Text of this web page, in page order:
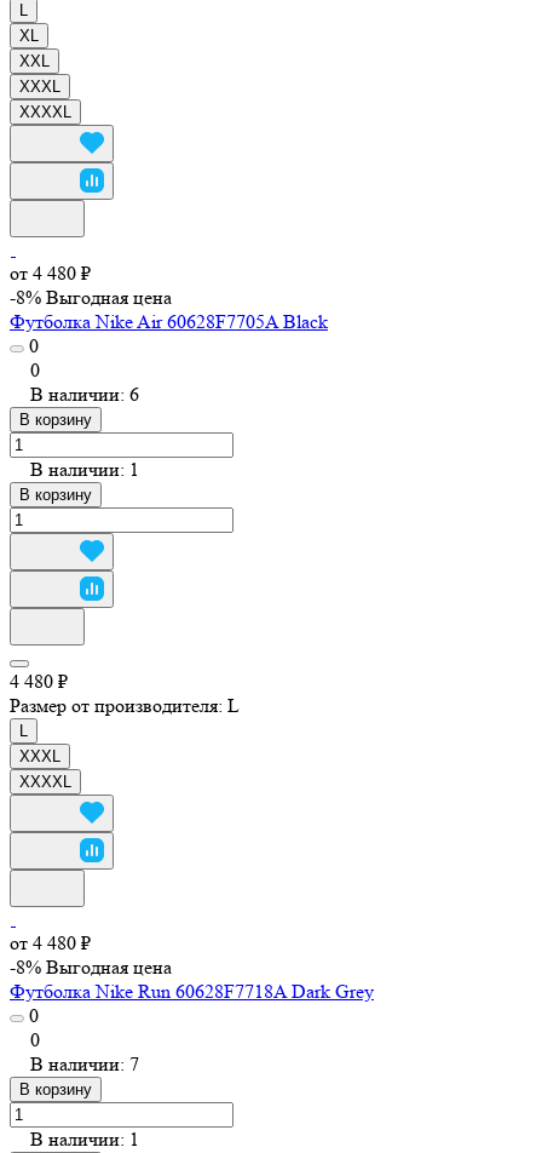
XL
XXL
XXXL
XXXXL
от 4 480 ₽
-8% Выгодная цена
Футболка Nike Air 60628F7705A Black
0
0
В наличии: 6
В корзину
В наличии: 1
В корзину
4 480 ₽
Размер от производителя: L
XXXL
XXXXL
от 4 480 ₽
-8% Выгодная цена
Футболка Nike Run 60628F7718A Dark Grey
0
0
В наличии: 7
В корзину
В наличии: 1